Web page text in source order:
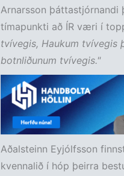
Arnarsson þáttastjórnandi
tímapunkti að ÍR væri í
tvívegis, Haukum
botnliðunum tvívegis."
Aðalsteinn Eyjólfsson
kvennalið í hóp þeirra